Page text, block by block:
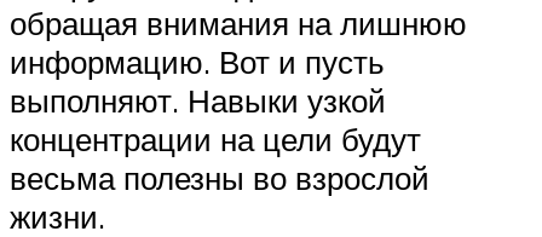
обращая внимания на лишнюю
информацию. Вот и пусть
выполняют. Навыки узкой
концентрации на цели будут
весьма полезны во взрослой
жизни.